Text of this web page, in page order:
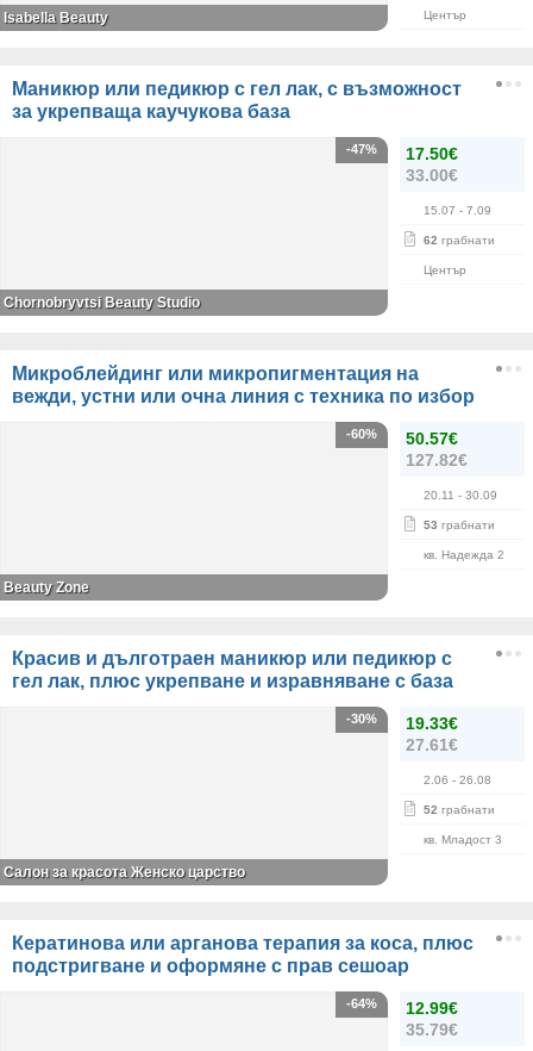
Център
Isabella Beauty
Маникюр или педикюр с гел лак, с възможност
за укрепваща каучукова база
17.50€
33.00€
15.07 - 7.09
62 грабнати
Център
-47%
Chornobryvtsi Beauty Studio
Микроблейдинг или микропигментация на
вежди, устни или очна линия с техника по избор
50.57€
127.82€
20.11 - 30.09
53 грабнати
кв. Надежда 2
-60%
Beauty Zone
Красив и дълготраен маникюр или педикюр с
гел лак, плюс укрепване и изравняване с база
19.33€
27.61€
2.06 - 26.08
52 грабнати
кв. Младост 3
-30%
Салон за красота Женско царство
Кератинова или арганова терапия за коса, плюс
подстригване и оформяне с прав сешоар
12.99€
35.79€
-64%